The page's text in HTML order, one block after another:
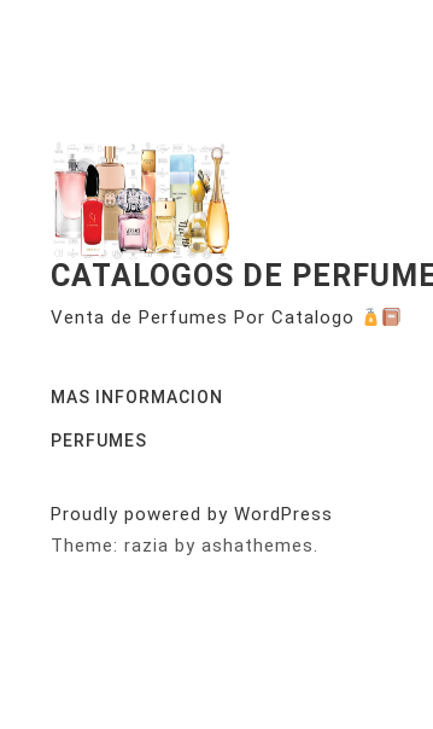
CATALOGOS DE
Venta de Perfumes Por Catalogo
MAS INFORMACION
PERFUMES
Proudly powered by WordPress
Theme: razia by ashathemes.